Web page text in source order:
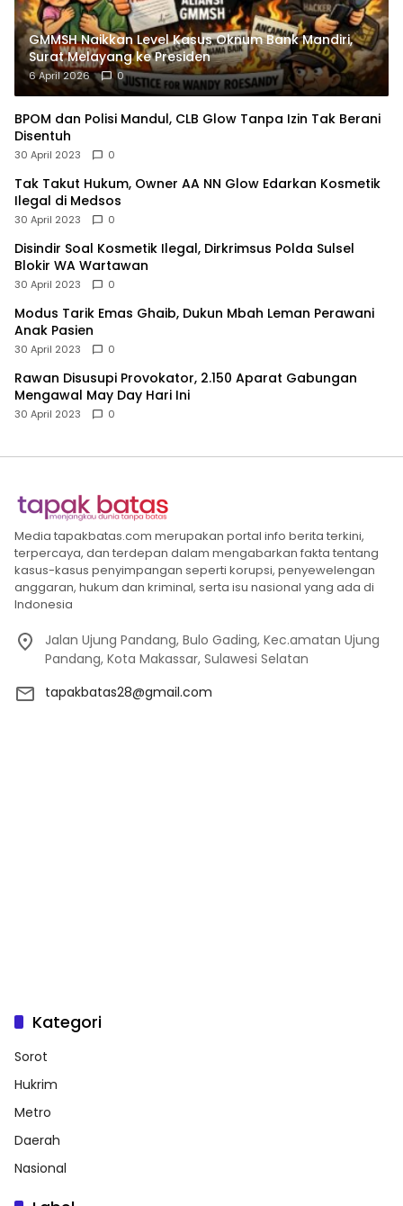
GMMSH Naikkan Level Kasus Oknum Bank Mandiri,
Surat Melayang ke Presiden
6 April 2026 0
BPOM dan Polisi Mandul, CLB Glow Tanpa Izin Tak Berani
Disentuh
30 April 2023 0
Tak Takut Hukum, Owner AA NN Glow Edarkan Kosmetik
Ilegal di Medsos
30 April 2023 0
Disindir Soal Kosmetik Ilegal, Dirkrimsus Polda Sulsel
Blokir WA Wartawan
30 April 2023 0
Modus Tarik Emas Ghaib, Dukun Mbah Leman Perawani
Anak Pasien
30 April 2023 0
Rawan Disusupi Provokator, 2.150 Aparat Gabungan
Mengawal May Day Hari Ini
30 April 2023 0
Media tapakbatas.com merupakan portal info berita terkini,
terpercaya, dan terdepan dalam mengabarkan fakta tentang
kasus-kasus penyimpangan seperti korupsi, penyewelengan
anggaran, hukum dan kriminal, serta isu nasional yang ada di
Indonesia
Jalan Ujung Pandang, Bulo Gading, Kec.amatan Ujung
Pandang, Kota Makassar, Sulawesi Selatan
tapakbatas28@gmail.com
Kategori
Sorot
Hukrim
Metro
Daerah
Nasional